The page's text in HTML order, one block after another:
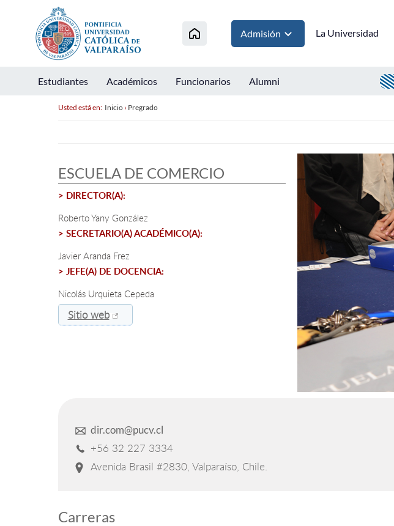
Admisión La Universidad
Estudiantes Académicos Funcionarios Alumni
Usted está en: Inicio› Pregrado
ESCUELA DE COMERCIO
> DIRECTOR(A):
Roberto Yany González
> SECRETARIO(A) ACADÉMICO(A):
Javier Aranda Frez
> JEFE(A) DE DOCENCIA:
Nicolás Urquieta Cepeda
Sitio web
dir.com@pucv.cl
+56 32 227 3334
Avenida Brasil #2830, Valparaíso, Chile.
Carreras